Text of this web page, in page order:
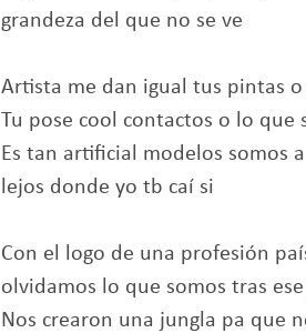
grandeza del que no se ve
Artista me dan igual tus pintas o
Tu pose cool contactos o lo que
Es tan artificial modelos somos
lejos donde yo tb caí si
Con el logo de una profesión
olvidamos lo que somos tras
Nos crearon una jungla pa que